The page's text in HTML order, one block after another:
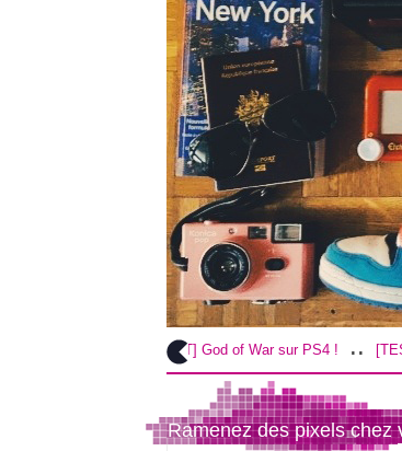
[TEST] God of War sur PS4 ! .. [TEST] The Inpatient
Ramenez des pixels chez